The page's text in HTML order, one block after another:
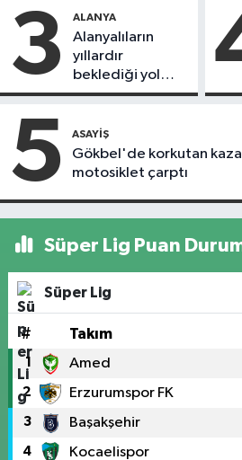
3 ALANYA
Alanyalıların
yıllardır
beklediği yol
askıdan döndü
5 ASAYIŞ
Gökbel'de korkutan kaza:
motosiklet çarptı
Süper Lig Puan
Süper Lig
# Takım
1 Amed
2 Erzurumspor FK
3 Başakşehir
4 Kocaelispor